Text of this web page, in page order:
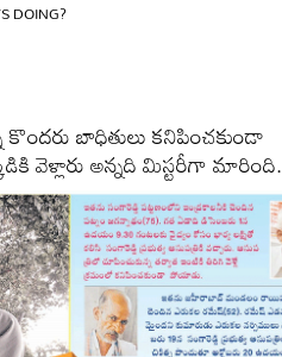
DOING?
కొందరు బాధితులు కనిపించకుండా
వెళ్లారు అన్నది మిస్టరీగా మారింది.